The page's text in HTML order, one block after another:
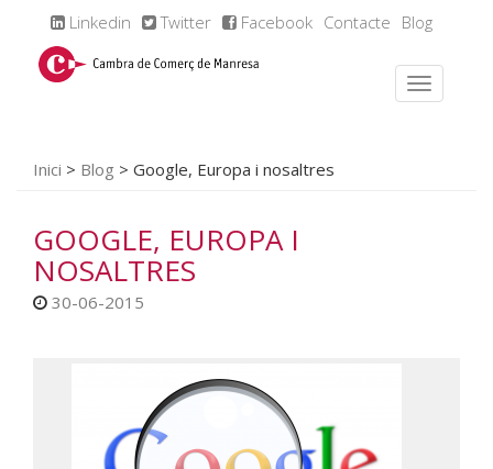
Linkedin Twitter Facebook Contacte Blog
Inici > Blog > Google, Europa i nosaltres
GOOGLE, EUROPA I
NOSALTRES
30-06-2015